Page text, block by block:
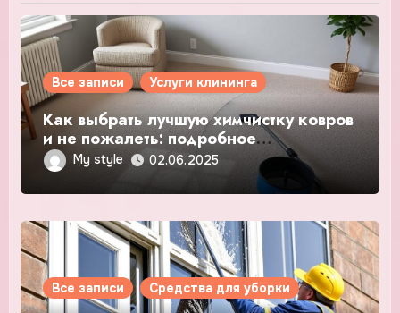
Все записи Услуги клининга
Как выбрать лучшую химчистку ковров
и не пожалеть: подробное
руководство
My style 02.06.2025
Все записи Средства для уборки